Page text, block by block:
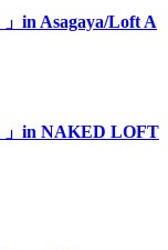
in Asagaya/Loft A
」in NAKED LOFT